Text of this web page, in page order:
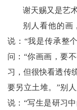
谢天赐又是艺
别人看他的画
说：“我是传承整
问：“你画画，要
习，但很快看透传
要另立土堆。”别
说：“写生是研习